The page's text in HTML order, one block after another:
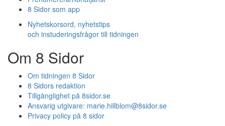
8 Sidor som app
Nyhetskorsord, nyhetstips
och instuderingsfrågor till tidningen
Om 8 Sidor
Om tidningen 8 Sidor
8 Sidors redaktion
Tillgänglighet på 8sidor.se
Ansvarig utgivare: marie.hillblom@8sidor.se
Privacy policy på 8 sidor